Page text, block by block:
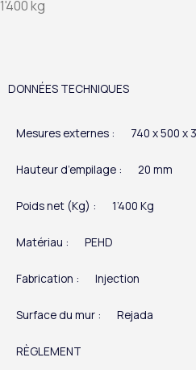
1'400 kg
DONNÉES TECHNIQUES
Mesures externes : 740 x 500 x
Hauteur d’empilage : 20 mm
Poids net (Kg) : 1’400 Kg
Matériau : PEHD
Fabrication : Injection
Surface du mur : Rejada
RÈGLEMENT